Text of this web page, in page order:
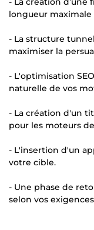
longueur maximale
- La structure
maximiser la
- L'optimisation
naturelle de vos
- La création d'un
pour les moteurs
- L'insertion d'un
votre cible.
- Une phase de
selon vos